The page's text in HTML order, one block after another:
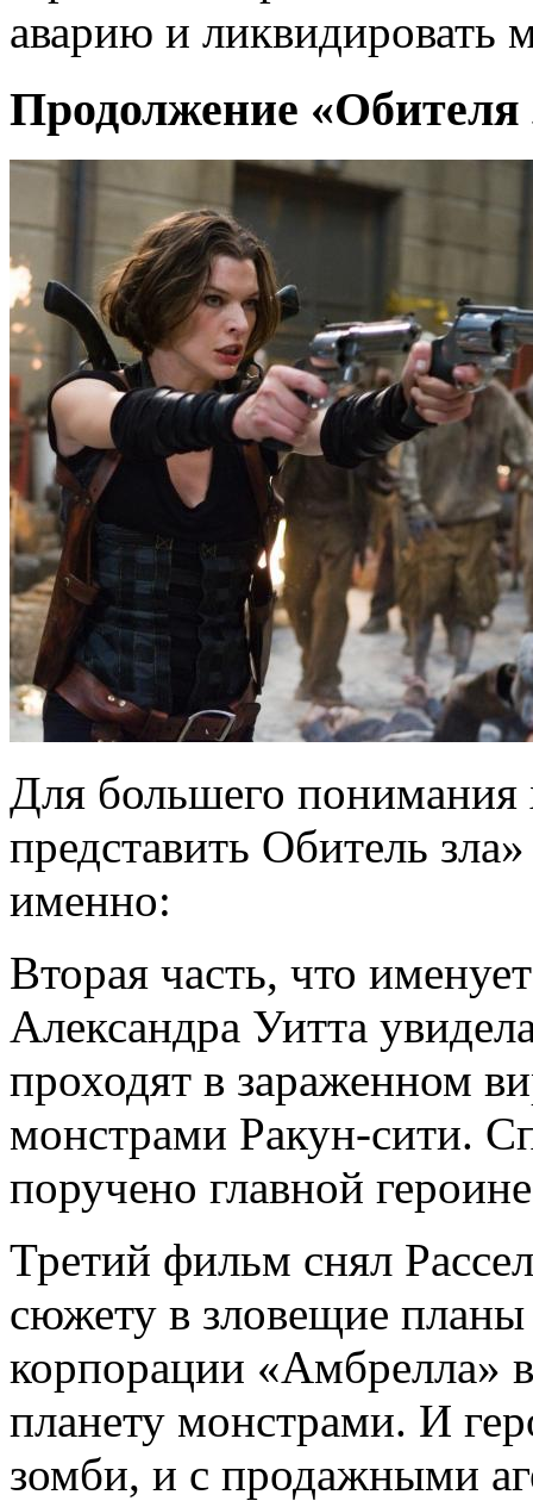
аварию и ликвидировать
Продолжение «Обителя
Для большего понимания
представить Обитель
именно:
Вторая часть, что
Александра Уитта
проходят в зараженном
монстрами Ракун-сити.
поручено главной
Третий фильм снял
сюжету в зловещие
корпорации «Амбрелла»
планету монстрами. И
зомби, и с продажными